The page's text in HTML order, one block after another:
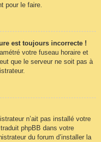
pour le faire.
est toujours incorrecte !
votre fuseau horaire et
que le serveur ne soit pas à
n’ait pas installé votre
phpBB dans votre
du forum d’installer la